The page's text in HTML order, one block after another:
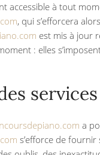
accessible à tout
, qui s’efforcera
est mis à jour
: elles
a
s’efforce de fournir